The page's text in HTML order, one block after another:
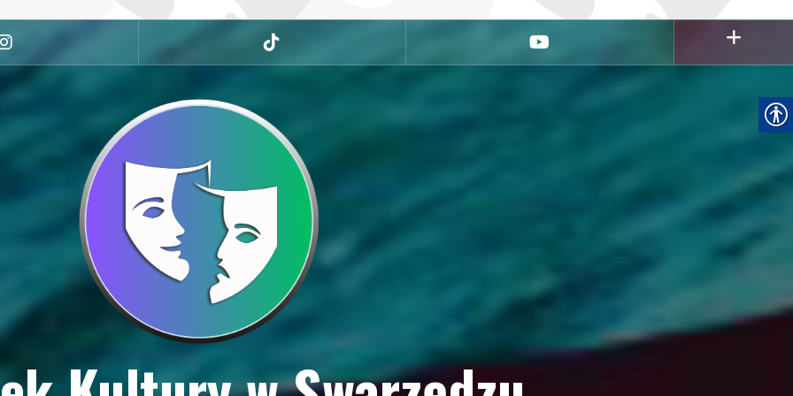
tiktok